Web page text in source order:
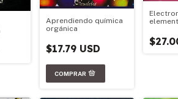
Aprendiendo química
orgánica
$17.79 USD